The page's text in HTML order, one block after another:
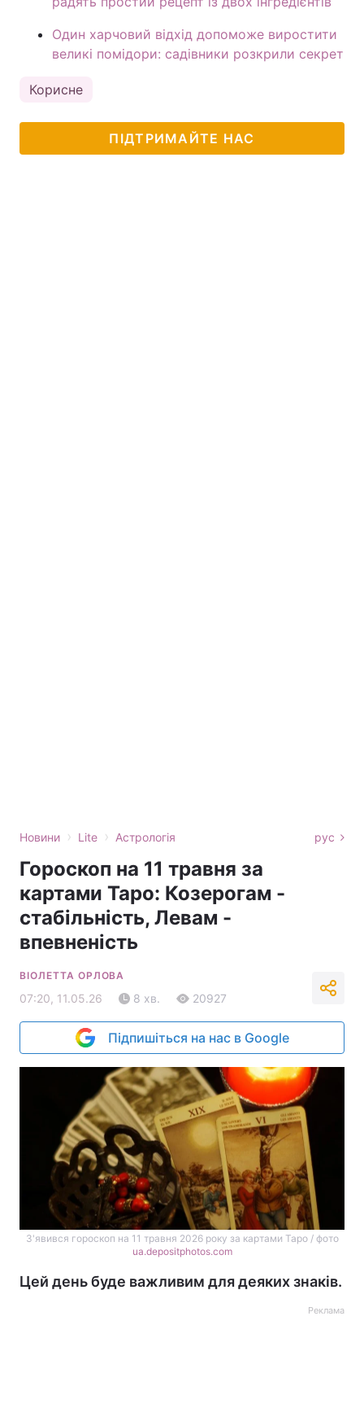
Один харчовий відхід допоможе виростити
великі помідори: садівники розкрили секрет
Корисне
ПІДТРИМАЙТЕ НАС
Новини › Lite › Астрологія рус
Гороскоп на 11 травня за
картами Таро: Козерогам -
стабільність, Левам -
впевненість
ВІОЛЕТТА ОРЛОВА
07:20, 11.05.26 8 хв. 20927
Підпишіться на нас в Google
З'явився гороскоп на 11 травня 2026 року за картами Таро / фото
ua.depositphotos.com
Цей день буде важливим для деяких знаків.
Реклама